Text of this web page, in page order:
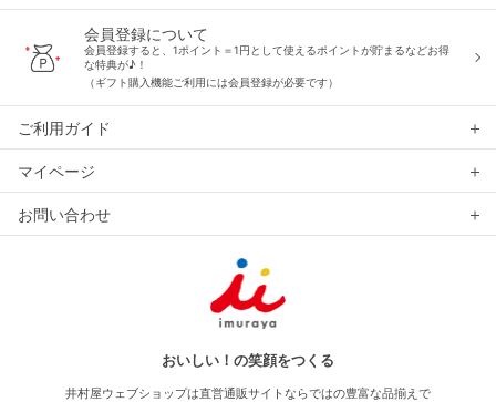
会員登録について
会員登録すると、1ポイント＝1円として使えるポイントが貯まるなどお得
な特典が♪！
（ギフト購入機能ご利用には会員登録が必要です）
ご利用ガイド
マイページ
お問い合わせ
おいしい！の笑顔をつくる
井村屋ウェブショップは直営通販サイトならではの豊富な品揃えで